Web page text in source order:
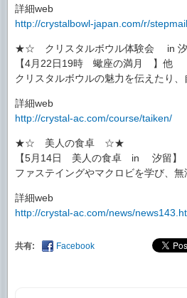
詳細web
http://crystalbowl-japan.com/r/
★☆ クリスタルボウル体験会 in
【4月22日19時 蠍座の満月 】他
クリスタルボウルの魅力を伝えたり
詳細web
http://crystal-ac.com/course/taiken/
★☆ 美人の食卓 ☆★
【5月14日 美人の食卓 in 汐留】
ファステイングやマクロビを学び、
詳細web
http://crystal-ac.com/news/
共有: Facebook